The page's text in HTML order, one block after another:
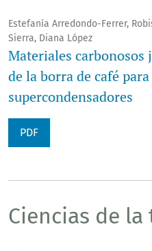
Estefanía Arredondo-Ferrer,
Sierra, Diana López
Materiales carbonosos
de la borra de café
supercondensadores
PDF
Ciencias de la